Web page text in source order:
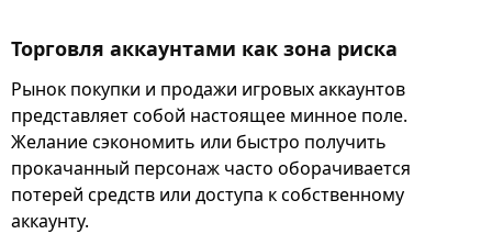
Торговля аккаунтами как зона риска
Рынок покупки и продажи игровых аккаунтов
представляет собой настоящее минное поле.
Желание сэкономить или быстро получить
прокачанный персонаж часто оборачивается
потерей средств или доступа к собственному
аккаунту.